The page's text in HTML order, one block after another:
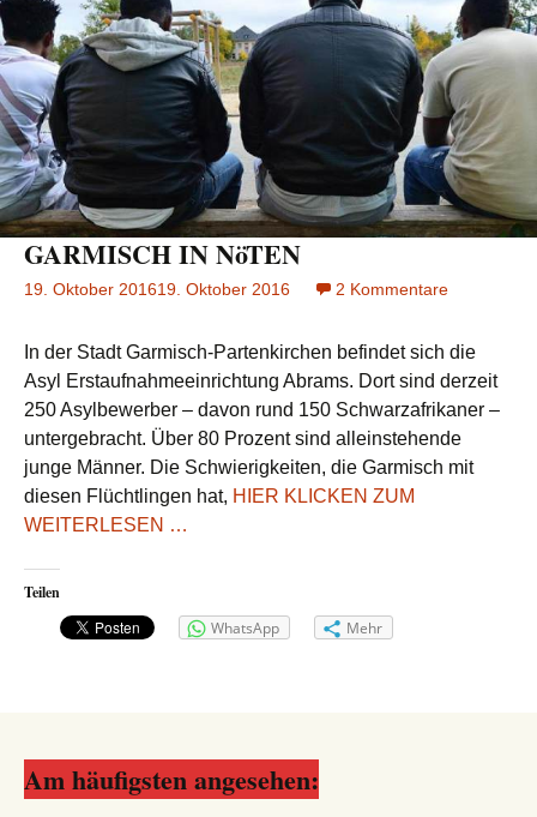
GARMISCH IN NöTEN
19. Oktober 201619. Oktober 2016 2 Kommentare
NöTEN
In der Stadt Garmisch-Partenkirchen befindet sich die
Asyl Erstaufnahmeeinrichtung Abrams. Dort sind derzeit
250 Asylbewerber – davon rund 150 Schwarzafrikaner –
untergebracht. Über 80 Prozent sind alleinstehende
junge Männer. Die Schwierigkeiten, die Garmisch mit
diesen Flüchtlingen hat, HIER KLICKEN ZUM
WEITERLESEN …
Teilen
WhatsApp
Mehr
Am häufigsten angesehen: